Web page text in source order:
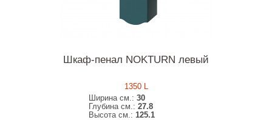
Шкаф-пенал NOKTURN левый
1350 L
Ширина см.:30
Глубина см.:27.8
Высота см.:125.1